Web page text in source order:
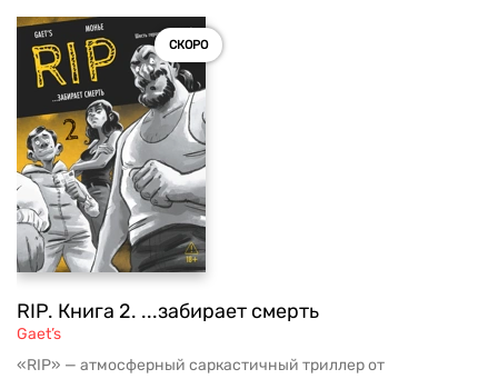
СКОРО
RIP. Книга 2. ...забирает смерть
Gaet’s
«RIP» — атмосферный саркастичный триллер от